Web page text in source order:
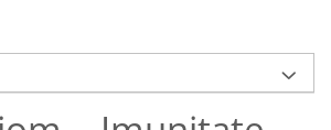
Protein)